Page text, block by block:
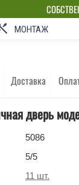
МОНТАЖ
Доставка
дверь
5086
5/5
11 шт.